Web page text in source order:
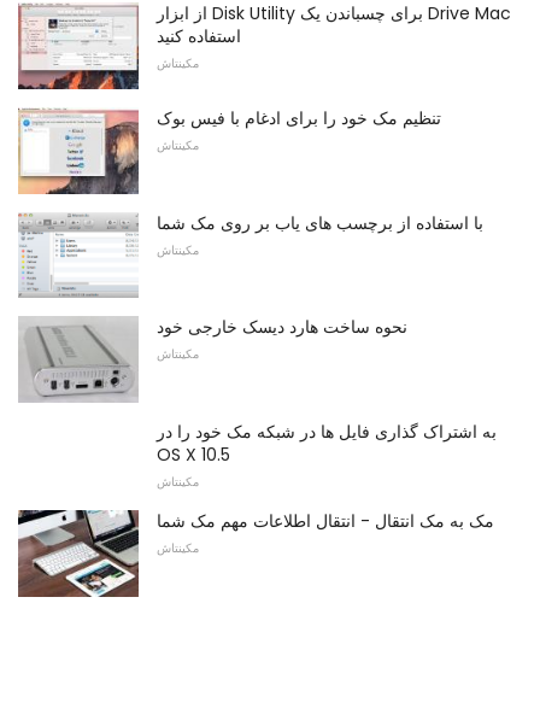
از ابزار Disk Utility برای چسباندن یک Drive Mac
استفاده کنید
مکینتاش
تنظیم مک خود را برای ادغام با فیس بوک
مکینتاش
با استفاده از برچسب های یاب بر روی مک شما
مکینتاش
نحوه ساخت هارد دیسک خارجی خود
مکینتاش
به اشتراک گذاری فایل ها در شبکه مک خود را در
OS X 10.5
مکینتاش
مک به مک انتقال - انتقال اطلاعات مهم مک شما
مکینتاش